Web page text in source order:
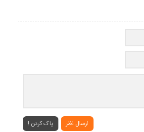
ارسال نظر پاک کردن !